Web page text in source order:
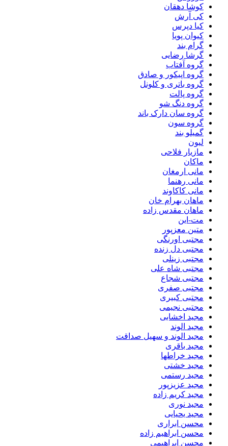
کوشا دهقان
کی آرش
کیا دپرس
کیوان پویا
گرام بند
گرشا رضایی
گروه آفتاب
گروه اپیکور و صادق
گروه باتری و کلونل
گروه پالت
گروه دنگ شو
گروه سان دارک باند
گروه سون
گمیلو بند
لیون
مازیار فلاحی
ماکان
مانی ارمغان
مانی رهنما
مانی کاکاوند
ماهان بهرام خان
ماهان مقدس زاده
مت-این
متین معزپور
مجتبی اورنگی
مجتبی دل زنده
مجتبی زینلی
مجتبی شاه علی
مجتبی شجاع
مجتبی صفری
مجتبی کبیری
مجتبی نجیمی
مجید اخشابی
مجید الوند‎
مجید الوند و سهیل صداقت
مجید باقری
مجید خراطها
مجید خشتی
مجید رستمی
مجید عزیزپور
مجید کریم زاده
مجید نوری
مجید یحیایی
محسن ابراری
محسن ابراهیم زاده
محسن ابراهیمی